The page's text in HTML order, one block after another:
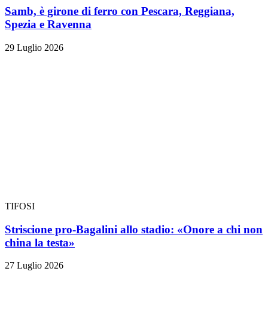
Samb, è girone di ferro con Pescara, Reggiana,
Spezia e Ravenna
29 Luglio 2026
TIFOSI
Striscione pro-Bagalini allo stadio: «Onore a chi non
china la testa»
27 Luglio 2026